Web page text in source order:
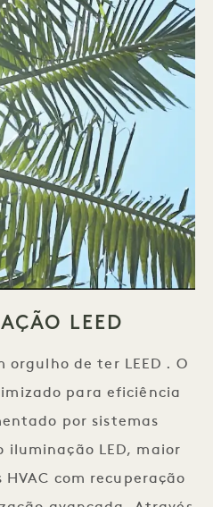
LEED
orgulho de ter LEED . O
para eficiência
por sistemas
iluminação LED, maior
com recuperação